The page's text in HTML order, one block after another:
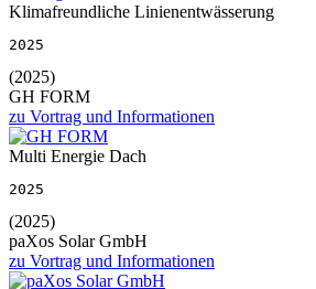
Klimafreundliche Linienentwässerung
2025
(2025)
GH FORM
zu Vortrag und Informationen
Multi Energie Dach
2025
(2025)
paXos Solar GmbH
zu Vortrag und Informationen